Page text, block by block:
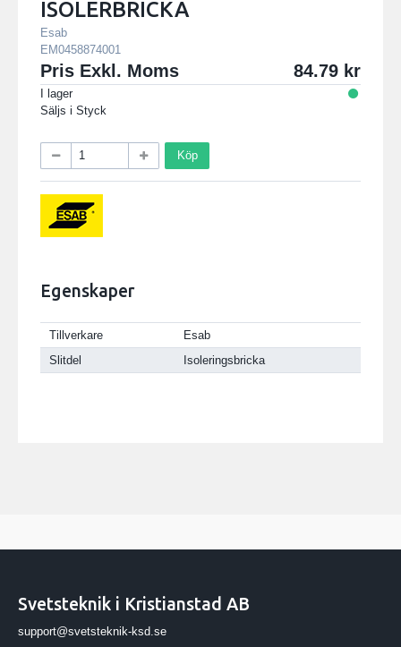
ISOLERBRICKA
Esab
EM0458874001
Pris Exkl. Moms 84.79
I lager
Säljs i Styck
Köp
Egenskaper
Tillverkare
Esab
Slitdel
Isoleringsbricka
Svetsteknik i Kristianstad AB
support@svetsteknik-ksd.se